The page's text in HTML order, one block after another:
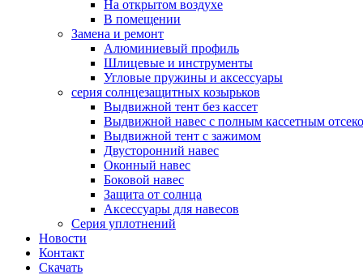
На открытом воздухе
В помещении
Замена и ремонт
Алюминиевый профиль
Шлицевые и инструменты
Угловые пружины и аксессуары
серия солнцезащитных козырьков
Выдвижной тент без кассет
Выдвижной навес с полным кассетным
Выдвижной тент с зажимом
Двусторонний навес
Оконный навес
Боковой навес
Защита от солнца
Аксессуары для навесов
Серия уплотнений
Новости
Контакт
Скачать